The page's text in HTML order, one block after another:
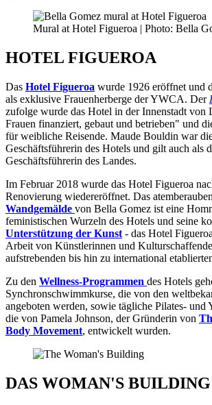
Mural at Hotel Figueroa | Photo: Bella
HOTEL FIGUEROA
Das Hotel Figueroa wurde 1926 eröffnet und
als exklusive Frauenherberge der YWCA. Der
zufolge wurde das Hotel in der Innenstadt
Frauen finanziert, gebaut und betrieben" und
für weibliche Reisende. Maude Bouldin war
Geschäftsführerin des Hotels und gilt auch als
Geschäftsführerin des Landes.
Im Februar 2018 wurde das Hotel Figueroa
Renovierung wiedereröffnet. Das
Wandgemälde von Bella Gomez ist eine
feministischen Wurzeln des Hotels und seine
Unterstützung der Kunst - das Hotel
Arbeit von Künstlerinnen und
aufstrebenden bis hin zu international
Zu den Wellness-Programmen des Hotels
Synchronschwimmkurse, die von den
angeboten werden, sowie tägliche Pilates- und
die von Pamela Johnson, der Gründerin von
Body Movement, entwickelt wurden.
DAS WOMAN'S BUILDING